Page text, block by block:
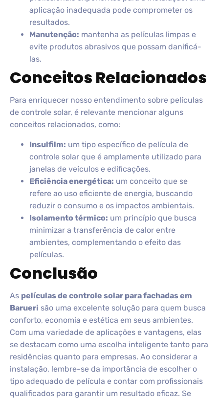
aplicação inadequada pode comprometer os
resultados.
Manutenção: mantenha as películas limpas e
evite produtos abrasivos que possam danificá-
las.
Conceitos Relacionados
Para enriquecer nosso entendimento sobre películas
de controle solar, é relevante mencionar alguns
conceitos relacionados, como:
Insulfilm: um tipo específico de película de
controle solar que é amplamente utilizado para
janelas de veículos e edificações.
Eficiência energética: um conceito que se
refere ao uso eficiente de energia, buscando
reduzir o consumo e os impactos ambientais.
Isolamento térmico: um princípio que busca
minimizar a transferência de calor entre
ambientes, complementando o efeito das
películas.
Conclusão
As películas de controle solar para fachadas em
Barueri são uma excelente solução para quem busca
conforto, economia e estética em seus ambientes.
Com uma variedade de aplicações e vantagens, elas
se destacam como uma escolha inteligente tanto para
residências quanto para empresas. Ao considerar a
instalação, lembre-se da importância de escolher o
tipo adequado de película e contar com profissionais
qualificados para garantir um resultado eficaz. Se